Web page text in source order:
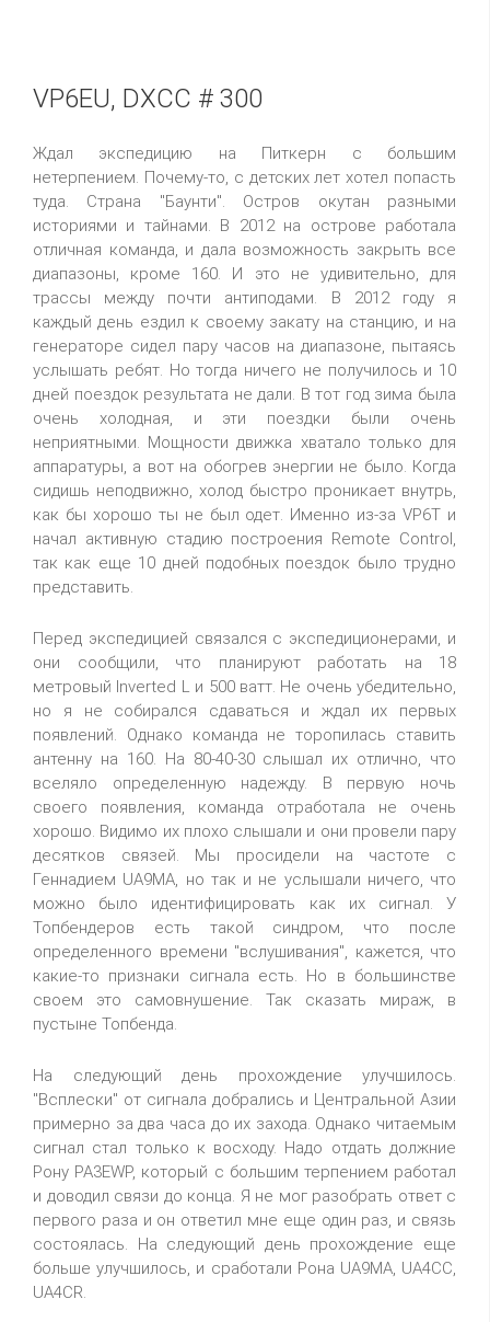
VP6EU, DXCC # 300
Ждал экспедицию на Питкерн с большим
нетерпением. Почему-то, с детских лет хотел попасть
туда. Страна "Баунти". Остров окутан разными
историями и тайнами. В 2012 на острове работала
отличная команда, и дала возможность закрыть все
диапазоны, кроме 160. И это не удивительно, для
трассы между почти антиподами. В 2012 году я
каждый день ездил к своему закату на станцию, и на
генераторе сидел пару часов на диапазоне, пытаясь
услышать ребят. Но тогда ничего не получилось и 10
дней поездок результата не дали. В тот год зима была
очень холодная, и эти поездки были очень
неприятными. Мощности движка хватало только для
аппаратуры, а вот на обогрев энергии не было. Когда
сидишь неподвижно, холод быстро проникает внутрь,
как бы хорошо ты не был одет. Именно из-за VP6T и
начал активную стадию построения Remote Control,
так как еще 10 дней подобных поездок было трудно
представить.
Перед экспедицией связался с экспедиционерами, и
они сообщили, что планируют работать на 18
метровый Inverted L и 500 ватт. Не очень убедительно,
но я не собирался сдаваться и ждал их первых
появлений. Однако команда не торопилась ставить
антенну на 160. На 80-40-30 слышал их отлично, что
вселяло определенную надежду. В первую ночь
своего появления, команда отработала не очень
хорошо. Видимо их плохо слышали и они провели пару
десятков связей. Мы просидели на частоте с
Геннадием UA9MA, но так и не услышали ничего, что
можно было идентифицировать как их сигнал. У
Топбендеров есть такой синдром, что после
определенного времени "вслушивания", кажется, что
какие-то признаки сигнала есть. Но в большинстве
своем это самовнушение. Так сказать мираж, в
пустыне Топбенда.
На следующий день прохождение улучшилось.
"Всплески" от сигнала добрались и Центральной Азии
примерно за два часа до их захода. Однако читаемым
сигнал стал только к восходу. Надо отдать должние
Рону PA3EWP, который с большим терпением работал
и доводил связи до конца. Я не мог разобрать ответ с
первого раза и он ответил мне еще один раз, и связь
состоялась. На следующий день прохождение еще
больше улучшилось, и сработали Рона UA9MA, UA4CC,
UA4CR.